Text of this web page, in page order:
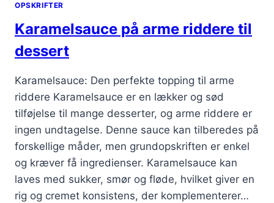
OPSKRIFTER
Karamelsauce på arme riddere til
dessert
Karamelsauce: Den perfekte topping til arme
riddere Karamelsauce er en lækker og sød
tilføjelse til mange desserter, og arme riddere er
ingen undtagelse. Denne sauce kan tilberedes på
forskellige måder, men grundopskriften er enkel
og kræver få ingredienser. Karamelsauce kan
laves med sukker, smør og fløde, hvilket giver en
rig og cremet konsistens, der komplementerer…